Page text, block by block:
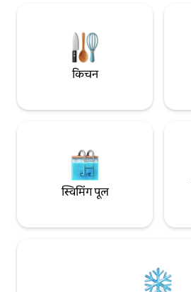
り・ベッド】 お部屋は約45㎡の2LDKタ
イプです。 * ベッドルームA：1.4m
ブルベッド1台 * ベッドルームB：
のダブルベッド2台 * 最大宿泊人数：
ングとつなげることも、完全に閉め
おり、お部屋のドアは暗証番号式で
現地での対面手続きは必要ありませ
以下のサービスも承っております。
料の荷物預かり * 空港送迎の手配 * ケ
キ店がございます。ご希望の場合は
ービスをご提供します。事前予約制
ご希望の日付をご指定いただけます。
किचन
स्विमिंग पूल